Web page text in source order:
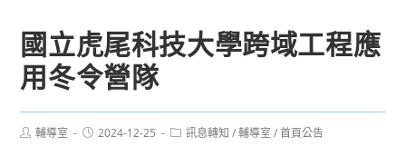
國立虎尾科技大學跨域工程應
用冬令營隊
Post輔導室
Post2024-12-25
Post訊息轉知 / 輔導室 / 首頁公告